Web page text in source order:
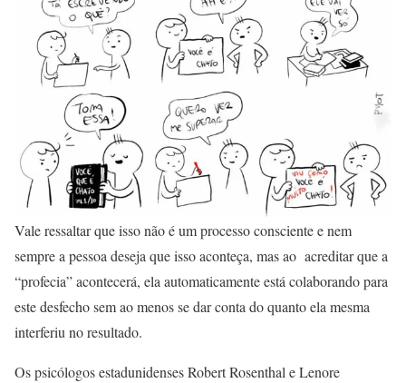
Vale ressaltar que isso não é um processo consciente e nem
sempre a pessoa deseja que isso aconteça, mas ao acreditar que a
“profecia” acontecerá, ela automaticamente está colaborando para
este desfecho sem ao menos se dar conta do quanto ela mesma
interferiu no resultado.
Os psicólogos estadunidenses Robert Rosenthal e Lenore